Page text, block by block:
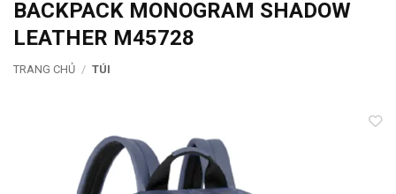
BACKPACK MONOGRAM SHADOW
LEATHER M45728
TRANG CHỦ / TÚI